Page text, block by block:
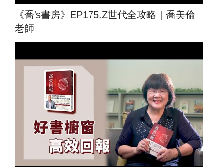
《喬's書房》EP175.Z世代全攻略｜喬美倫
老師